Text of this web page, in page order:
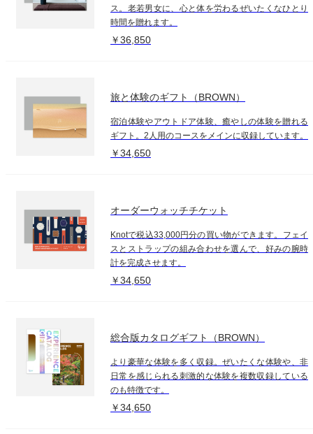
ス。老若男女に、心と体を労わるぜいたくなひとり
時間を贈れます。
￥36,850
旅と体験のギフト（BROWN）
宿泊体験やアウトドア体験、癒やしの体験を贈れる
ギフト。2人用のコースをメインに収録しています。
￥34,650
オーダーウォッチチケット
Knotで税込33,000円分の買い物ができます。フェイ
スとストラップの組み合わせを選んで、好みの腕時
計を完成させます。
￥34,650
総合版カタログギフト（BROWN）
より豪華な体験を多く収録。ぜいたくな体験や、非
日常を感じられる刺激的な体験を複数収録している
のも特徴です。
￥34,650